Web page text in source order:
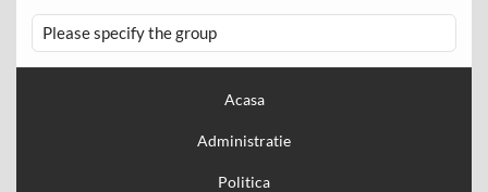
Please specify the group
Acasa
Administratie
Politica